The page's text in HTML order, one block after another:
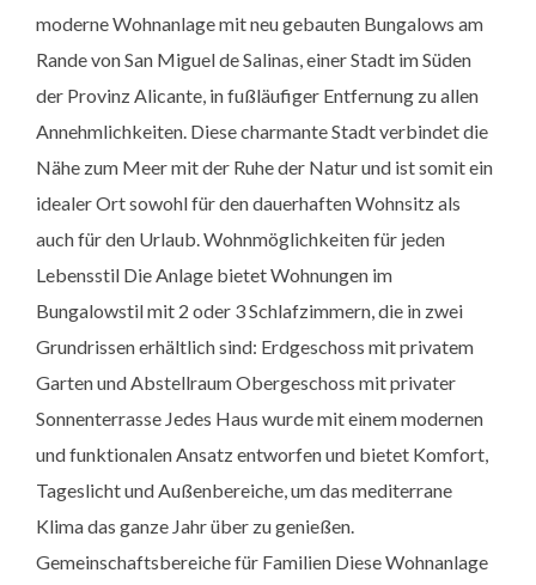
moderne Wohnanlage mit neu gebauten Bungalows am
Rande von San Miguel de Salinas, einer Stadt im Süden
der Provinz Alicante, in fußläufiger Entfernung zu allen
Annehmlichkeiten. Diese charmante Stadt verbindet die
Nähe zum Meer mit der Ruhe der Natur und ist somit ein
idealer Ort sowohl für den dauerhaften Wohnsitz als
auch für den Urlaub. Wohnmöglichkeiten für jeden
Lebensstil Die Anlage bietet Wohnungen im
Bungalowstil mit 2 oder 3 Schlafzimmern, die in zwei
Grundrissen erhältlich sind: Erdgeschoss mit privatem
Garten und Abstellraum Obergeschoss mit privater
Sonnenterrasse Jedes Haus wurde mit einem modernen
und funktionalen Ansatz entworfen und bietet Komfort,
Tageslicht und Außenbereiche, um das mediterrane
Klima das ganze Jahr über zu genießen.
Gemeinschaftsbereiche für Familien Diese Wohnanlage